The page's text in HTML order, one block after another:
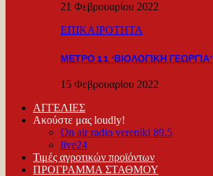
21 Φεβρουαρίου 2022
ΕΠΙΚΑΙΡΟΤΗΤΑ
ΜΕΤΡΟ 11 ‘ΒΙΟΛΟΓΙΚΗ ΓΕΩΡΓΙΑ’
15 Φεβρουαρίου 2022
ΑΓΓΕΛΙΕΣ
Ακούστε μας loudly!
On air radio vereniki 89.5
live24
Τιμές αγροτικών προϊόντων
ΠΡΟΓΡΑΜΜΑ ΣΤΑΘΜΟΥ